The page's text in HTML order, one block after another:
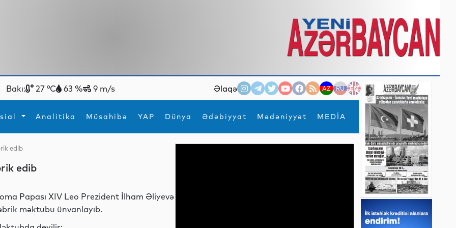
Bakı: 27 °C 63 % 9 m/s Əlaqə AZ RU EN
Analitika Müsahibə YAP Dünya Ədəbiyyat Mədəniyyət MEDİA
×
İdmanYeni texnologiyalar
edib
edib
Papası XIV Leo Prezident İlham Əliyevə
məktubu ünvanlayıb.